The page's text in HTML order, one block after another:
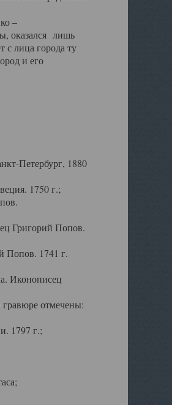
–
оказался лишь
с лица города ту
и его
Петербург, 1880
1750 г.;
Григорий Попов.
Попов. 1741 г.
Иконописец
отмечены:
1797 г.;